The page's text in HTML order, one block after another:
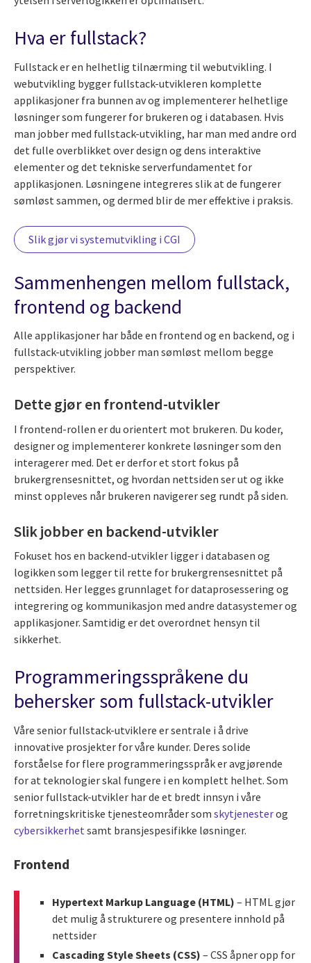
Hva er fullstack?
Fullstack er en helhetlig tilnærming til webutvikling. I
webutvikling bygger fullstack-utvikleren komplette
applikasjoner fra bunnen av og implementerer helhetlige
løsninger som fungerer for brukeren og i databasen. Hvis
man jobber med fullstack-utvikling, har man med andre ord
det fulle overblikket over design og dens interaktive
elementer og det tekniske serverfundamentet for
applikasjonen. Løsningene integreres slik at de fungerer
sømløst sammen, og dermed blir de mer effektive i praksis.
Slik gjør vi systemutvikling i CGI
Sammenhengen mellom fullstack,
frontend og backend
Alle applikasjoner har både en frontend og en backend, og i
fullstack-utvikling jobber man sømløst mellom begge
perspektiver.
Dette gjør en frontend-utvikler
I frontend-rollen er du orientert mot brukeren. Du koder,
designer og implementerer konkrete løsninger som den
interagerer med. Det er derfor et stort fokus på
brukergrensesnittet, og hvordan nettsiden ser ut og ikke
minst oppleves når brukeren navigerer seg rundt på siden.
Slik jobber en backend-utvikler
Fokuset hos en backend-utvikler ligger i databasen og
logikken som legger til rette for brukergrensesnittet på
nettsiden. Her legges grunnlaget for dataprosessering og
integrering og kommunikasjon med andre datasystemer og
applikasjoner. Samtidig er det overordnet hensyn til
sikkerhet.
Programmeringsspråkene du
behersker som fullstack-utvikler
Våre senior fullstack-utviklere er sentrale i å drive
innovative prosjekter for våre kunder. Deres solide
forståelse for flere programmeringsspråk er avgjørende
for at teknologier skal fungere i en komplett helhet. Som
senior fullstack-utvikler har de et bredt innsyn i våre
forretningskritiske tjenesteområder som skytjenesterog
cybersikkerhet samt bransjespesifikke løsninger.
Frontend
Hypertext Markup Language (HTML) – HTML gjør
det mulig å strukturere og presentere innhold på
nettsider
Cascading Style Sheets (CSS) – CSS åpner opp for